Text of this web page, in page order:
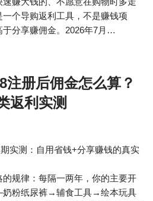
个导购返利工具，不是赚钱项
于分享赚佣金。2026年7月…
注册后佣金怎么算？
返利实测
实测：自用省钱+分享赚钱的真实
规律：每隔一两年，你的主要开
粉纸尿裤→辅食工具→绘本玩具